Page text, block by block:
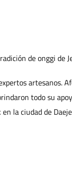
de onggi de
artesanos.
todo su
la ciudad de